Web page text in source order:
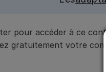
pour accéder à ce
gratuitement votre